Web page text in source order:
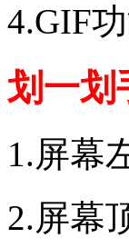
4.GIF
划一划
1.屏幕
2.屏幕